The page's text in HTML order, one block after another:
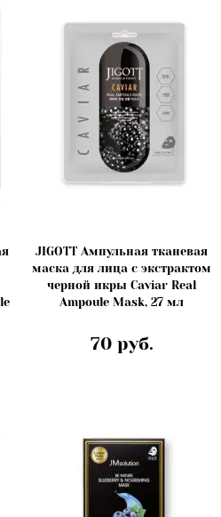
JIGOTT Ампульная тканевая
маска для лица с экстрактом
черной икры Caviar Real
Ampoule Mask, 27 мл
70 руб.